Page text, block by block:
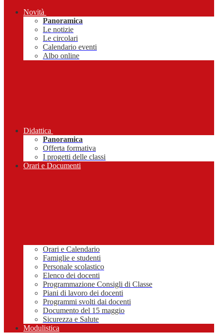
Novità
Panoramica
Le notizie
Le circolari
Calendario eventi
Albo online
Didattica
Panoramica
Offerta formativa
I progetti delle classi
Orari e Documenti
Orari e Calendario
Famiglie e studenti
Personale scolastico
Elenco dei docenti
Programmazione Consigli di Classe
Piani di lavoro dei docenti
Programmi svolti dai docenti
Documento del 15 maggio
Sicurezza e Salute
Modulistica